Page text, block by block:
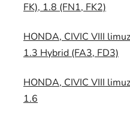
FK), 1.8 (FN1, FK2)
HONDA, CIVIC VIII
1.3 Hybrid (FA3, FD3)
HONDA, CIVIC VIII
1.6